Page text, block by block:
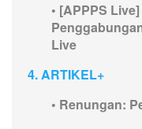
• [APPPS
Live
4. ARTIKEL+
• Renungan: